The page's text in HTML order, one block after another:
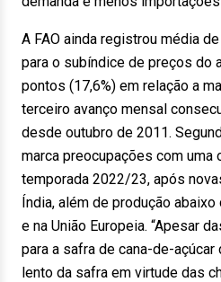
A FAO ainda registrou média
para o subíndice de preços do
pontos (17,6%) em relação a
terceiro avanço mensal
desde outubro de 2011.
marca preocupações com uma
temporada 2022/23, após
Índia, além de produção
e na União Europeia. “Apesar
para a safra de cana-de-
lento da safra em virtude das